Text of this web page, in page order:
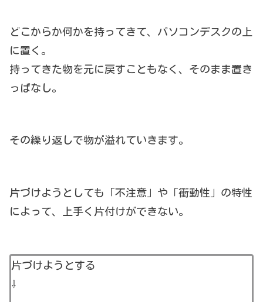
どこからか何かを持ってきて、パソコンデスクの上
に置く。
持ってきた物を元に戻すこともなく、そのまま置き
っぱなし。
その繰り返しで物が溢れていきます。
片づけようとしても「不注意」や「衝動性」の特性
によって、上手く片付けができない。
片づけようとする
⇩